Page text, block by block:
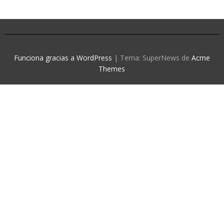
Funciona gracias a WordPress | Tema: SuperNews de Acme
Themes